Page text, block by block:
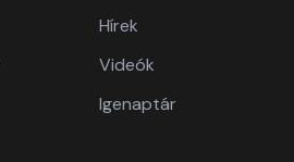
Hírek
Videók
Igenaptár